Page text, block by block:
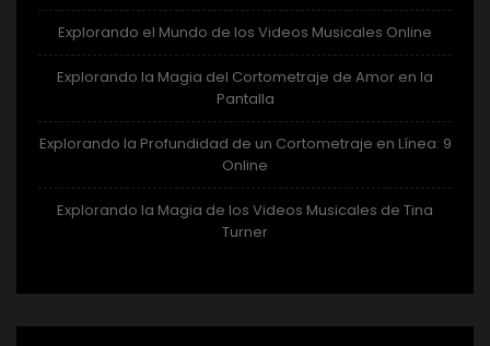
Explorando el Mundo de los Videos Musicales Online
Explorando la Magia del Cortometraje de Amor en la
Pantalla
Explorando la Profundidad de un Cortometraje en Línea: 9
Online
Explorando la Magia de los Videos Musicales de Tina
Turner